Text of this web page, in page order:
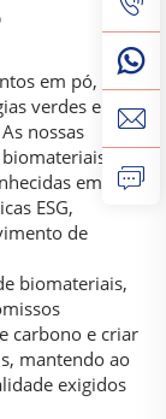
em pó, a
verdes e no
nossas
em
ESG,
de
biomateriais,
carbono e criar
mantendo ao
exigidos